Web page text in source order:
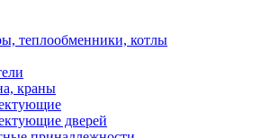
теплообменники, котлы
краны
дверей